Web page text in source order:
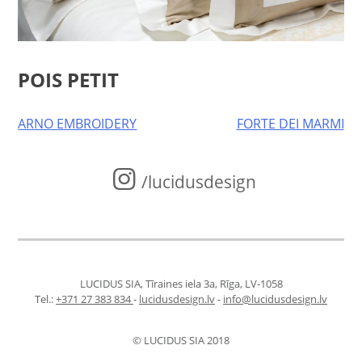
POIS PETIT
Post
ARNO EMBROIDERY FORTE DEI MARMI
/lucidusdesign
LUCIDUS SIA, Tīraines iela 3a, Rīga, LV-1058
Tel.:+371 27 383 834- lucidusdesign.lv- info@lucidusdesign.lv
© LUCIDUS SIA 2018